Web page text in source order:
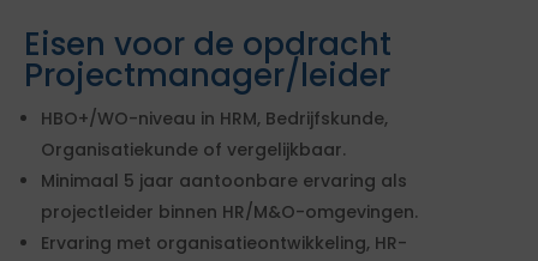
Eisen voor de opdracht
Projectmanager/leider
HBO+/WO-niveau in HRM, Bedrijfskunde,
Organisatiekunde of vergelijkbaar.
Minimaal 5 jaar aantoonbare ervaring als
projectleider binnen HR/M&O-omgevingen.
Ervaring met organisatieontwikkeling, HR-